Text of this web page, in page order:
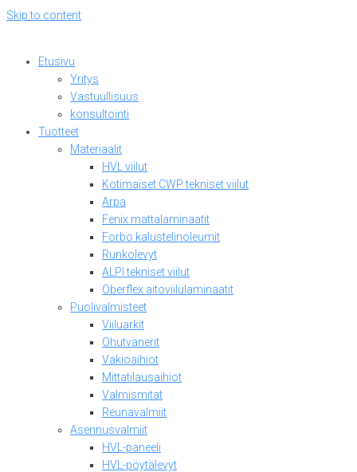
Skip to content
Etusivu
Yritys
Vastuullisuus
konsultointi
Tuotteet
Materiaalit
HVL viilut
Kotimaiset CWP tekniset viilut
Arpa
Fenix mattalaminaatit
Forbo kalustelinoleumit
Runkolevyt
ALPI tekniset viilut
Oberflex aitoviilulaminaatit
Puolivalmisteet
Viiluarkit
Ohutvanerit
Vakioaihiot
Mittatilausaihiot
Valmismitat
Reunavalmiit
Asennusvalmiit
HVL-paneeli
HVL-pöytälevyt